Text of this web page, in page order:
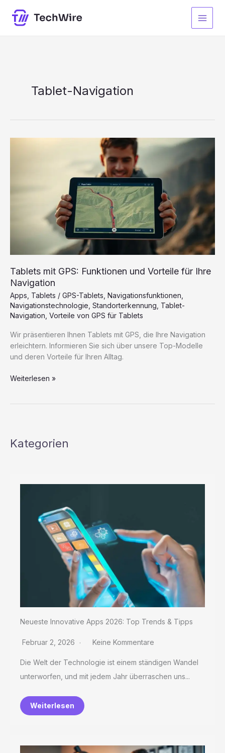
Inhalt
springen
Tablet-Navigation
Tablets mit GPS: Funktionen und Vorteile für Ihre
Navigation
Apps Tablets / GPS-Tablets Navigationsfunktionen
Navigationstechnologie Standorterkennung Tablet-
Navigation Vorteile von GPS für Tablets
Wir präsentieren Ihnen Tablets mit GPS, die Ihre Navigation
erleichtern. Informieren Sie sich über unsere Top-Modelle
und deren Vorteile für Ihren Alltag.
Tablets
für
Weiterlesen »
Kategorien
Neueste Innovative Apps 2026: Top Trends & Tipps
Februar 2, 2026 Keine Kommentare
Die Welt der Technologie ist einem ständigen Wandel
unterworfen, und mit jedem Jahr überraschen uns...
Weiterlesen